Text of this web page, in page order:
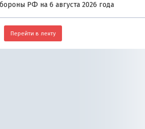
РФ на 6 августа 2026 года
Перейти в ленту